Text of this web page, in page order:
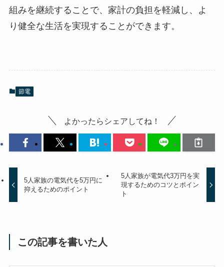
組みを継続することで、家計の負担を軽減し、よ
り健全な生活を実現することができます。
節電
よかったらシェアしてね！
5人家族の電気代を5万円に
抑えるためのポイント
5人家族が電気代3万円を実
現するためのコツとポイン
ト
この記事を書いた人